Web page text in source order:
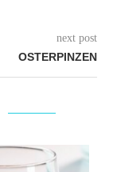
next post
OSTERPINZEN